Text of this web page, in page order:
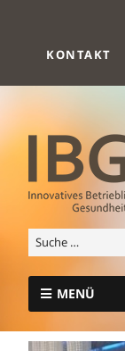
KONTAKT
MENÜ